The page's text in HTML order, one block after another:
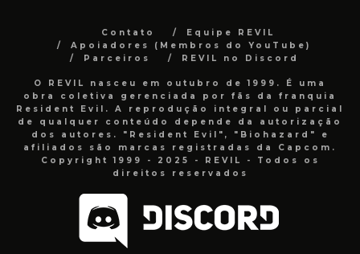
Contato
Equipe REVIL
Apoiadores (Membros do YouTube)
Parceiros
REVIL no Discord
O REVIL nasceu em outubro de 1999. É uma
obra coletiva gerenciada por fãs da franquia
Resident Evil. A reprodução integral ou parcial
de qualquer conteúdo depende da autorização
dos autores. "Resident Evil", "Biohazard" e
afiliados são marcas registradas da Capcom.
Copyright 1999 - 2025 - REVIL - Todos os
direitos reservados